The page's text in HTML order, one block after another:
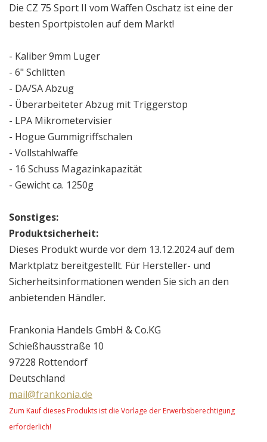
Die CZ 75 Sport II vom Waffen Oschatz ist eine der
besten Sportpistolen auf dem Markt!
- Kaliber 9mm Luger
- 6" Schlitten
- DA/SA Abzug
- Überarbeiteter Abzug mit Triggerstop
- LPA Mikrometervisier
- Hogue Gummigriffschalen
- Vollstahlwaffe
- 16 Schuss Magazinkapazität
- Gewicht ca. 1250g
Sonstiges:
Produktsicherheit:
Dieses Produkt wurde vor dem 13.12.2024 auf dem
Marktplatz bereitgestellt. Für Hersteller- und
Sicherheitsinformationen wenden Sie sich an den
anbietenden Händler.
Frankonia Handels GmbH & Co.KG
Schießhausstraße 10
97228 Rottendorf
Deutschland
mail@frankonia.de
Zum Kauf dieses Produkts ist die Vorlage der Erwerbsberechtigung
erforderlich!